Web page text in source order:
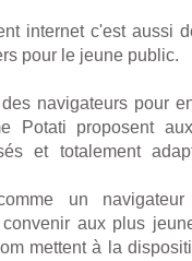
internet c'est aussi
pour le jeune public.
navigateurs pour
Potati proposent
et totalement
un
aux plus
mettent à la